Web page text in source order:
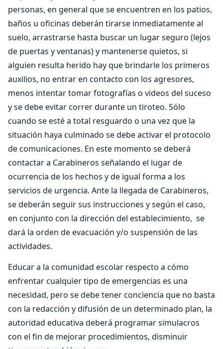
personas, en general que se encuentren en los patios,
baños u oficinas deberán tirarse inmediatamente al
suelo, arrastrarse hasta buscar un lugar seguro (lejos
de puertas y ventanas) y mantenerse quietos, si
alguien resulta herido hay que brindarle los primeros
auxilios, no entrar en contacto con los agresores,
menos intentar tomar fotografías o videos del suceso
y se debe evitar correr durante un tiroteo. Sólo
cuando se esté a total resguardo o una vez que la
situación haya culminado se debe activar el protocolo
de comunicaciones. En este momento se deberá
contactar a Carabineros señalando el lugar de
ocurrencia de los hechos y de igual forma a los
servicios de urgencia. Ante la llegada de Carabineros,
se deberán seguir sus instrucciones y según el caso,
en conjunto con la dirección del establecimiento, se
dará la orden de evacuación y/o suspensión de las
actividades.
Educar a la comunidad escolar respecto a cómo
enfrentar cualquier tipo de emergencias es una
necesidad, pero se debe tener conciencia que no basta
con la redacción y difusión de un determinado plan, la
autoridad educativa deberá programar simulacros
con el fin de mejorar procedimientos, disminuir